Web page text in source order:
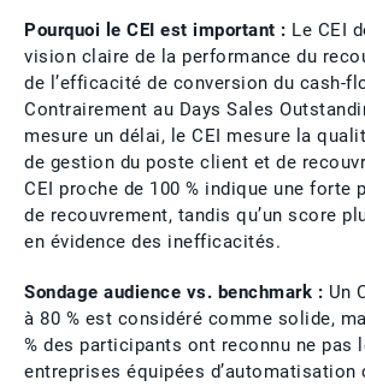
Pourquoi le CEI est important : Le CEI
vision claire de la performance du
de l’efficacité de conversion du cash-
Contrairement au Days Sales
mesure un délai, le CEI mesure la
de gestion du poste client et de
CEI proche de 100 % indique une forte
de recouvrement, tandis qu’un score
en évidence des inefficacités.
Sondage audience vs. benchmark : Un
à 80 % est considéré comme solide,
% des participants ont reconnu ne pas
entreprises équipées d’automatisation